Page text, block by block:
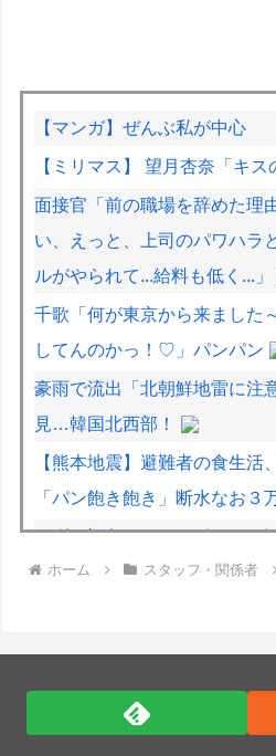
【マンガ】ぜんぶ私が中心
【ミリマス】 望月杏奈「キ
面接官「前の職場を辞めた理
い、えっと、上司のパワハラ
ルがやられて...給料も低く...」
千歌「何が東京から来ました
してんのかっ！♡」パンパン
豪雨で流出「北朝鮮地雷に注
見…韓国北西部！
【熊本地震】避難者の食生
「パン飽き飽き」断水なお３
”サ終” 相次ぐスマホゲーム
ースで推移 「当たれば一攫
に当てられてしまう。
ホーム スタッフ・関係者